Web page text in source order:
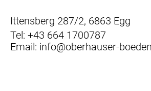
Ittensberg 287/2, 6863 Egg
Tel: +43 664 1700787
Email: info@oberhauser-